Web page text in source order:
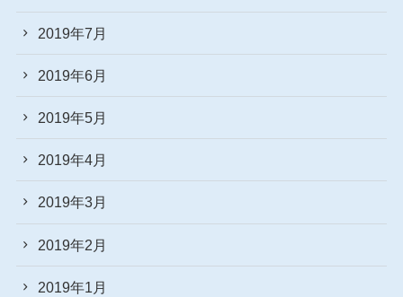
2019年7月
2019年6月
2019年5月
2019年4月
2019年3月
2019年2月
2019年1月